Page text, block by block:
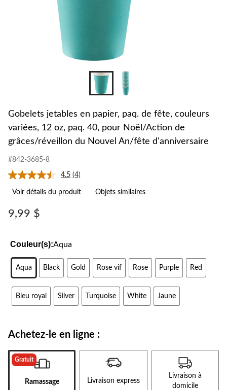
Gobelets jetables en papier, paq. de fête, couleurs
variées, 12 oz, paq. 40, pour Noël/Action de
grâces/réveillon du Nouvel An/fête d'anniversaire
#842-3685-8
4.5 Lire
les
4
(4)
Voir détails du produit Objets similaires
9,99 $
Couleur(s):Aqua
Aqua Black Gold Rose vif Rose Purple Red
Bleu royal Silver Turquoise White Jaune
Achetez-le en ligne :
Gratuit
Ramassage Livraison express
Livraison à
domicile